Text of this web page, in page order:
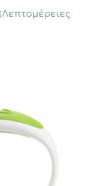
Λεπτομέρειες